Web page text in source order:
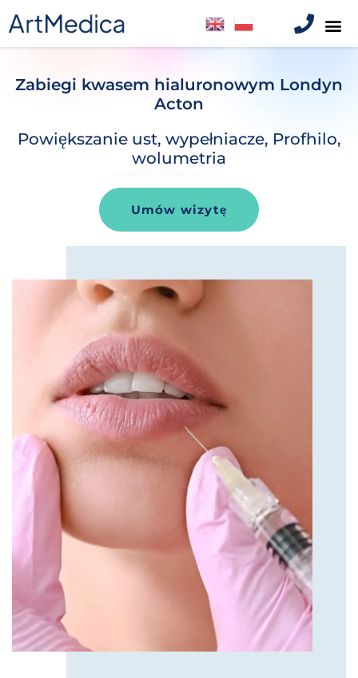
Zabiegi kwasem hialuronowym Londyn
Acton
Powiększanie ust, wypełniacze, Profhilo,
wolumetria
Umów wizytę